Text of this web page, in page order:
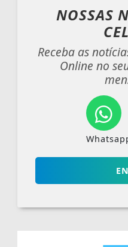
NOSSAS
Receba as
Online no